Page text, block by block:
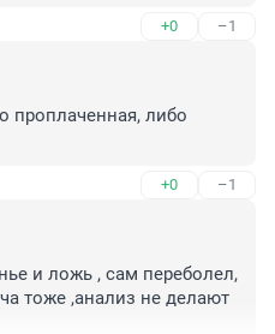
в медицине и
Вашими
+0 –1
проплаченная, либо
+0 –1
и ложь , сам переболел,
тоже ,анализ не делают